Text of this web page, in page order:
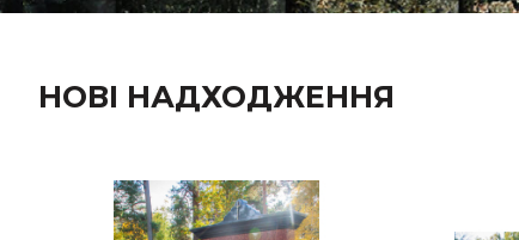
НОВІ НАДХОДЖЕННЯ